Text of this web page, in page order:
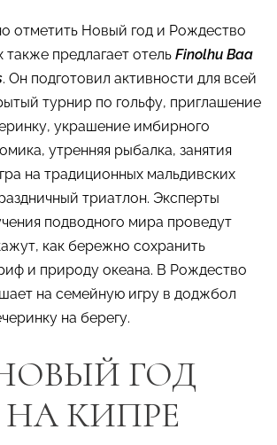
отметить Новый год и Рождество
также предлагает отель Finolhu Baa
. Он подготовил активности для всей
турнир по гольфу, приглашение
украшение имбирного
утренняя рыбалка, занятия
на традиционных мальдивских
триатлон. Эксперты
подводного мира проведут
как бережно сохранить
и природу океана. В Рождество
на семейную игру в доджбол
на берегу.
ГОД
НА КИПРЕ